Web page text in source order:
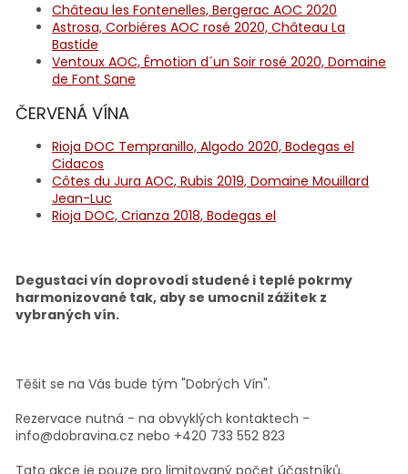
Château les Fontenelles, Bergerac AOC 2020
Astrosa, Corbiéres AOC rosé 2020, Château La
Bastide
Ventoux AOC, Émotion d´un Soir rosé 2020, Domaine
de Font Sane
ČERVENÁ VÍNA
Rioja DOC Tempranillo, Algodo 2020, Bodegas el
Cidacos
Côtes du Jura AOC, Rubis 2019, Domaine Mouillard
Jean-Luc
Rioja DOC, Crianza 2018, Bodegas el
Degustaci vín doprovodí studené i teplé pokrmy
harmonizované tak, aby se umocnil zážitek z
vybraných vín.
Těšit se na Vás bude tým "Dobrých Vín".
Rezervace nutná - na obvyklých kontaktech -
info@dobravina.cz nebo +420 733 552 823